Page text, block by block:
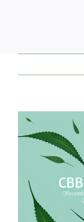
Zeige
grösseres